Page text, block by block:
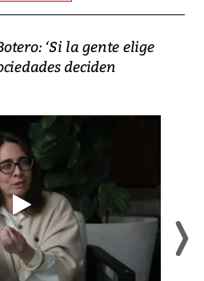
‘Si la gente elige
deciden